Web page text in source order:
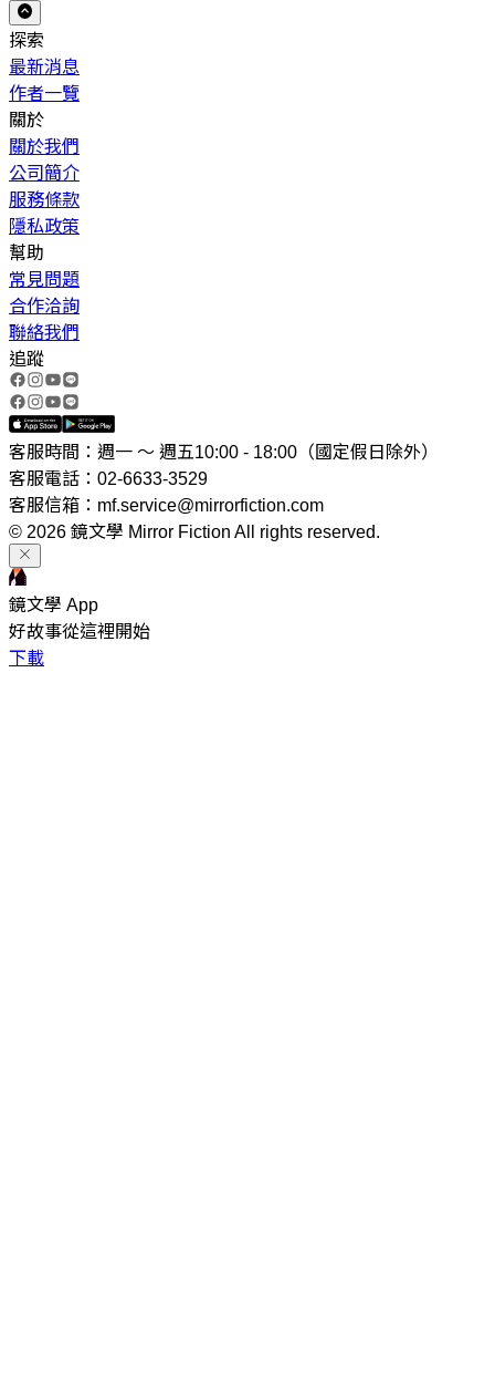
探索
最新消息
作者一覽
關於
關於我們
公司簡介
服務條款
隱私政策
幫助
常見問題
合作洽詢
聯絡我們
追蹤
客服時間：週一 ～ 週五10:00 - 18:00（國定假日除外）
客服電話：02-6633-3529
客服信箱：mf.service@mirrorfiction.com
© 2026 鏡文學 Mirror Fiction All rights reserved.
鏡文學 App
好故事從這裡開始
下載